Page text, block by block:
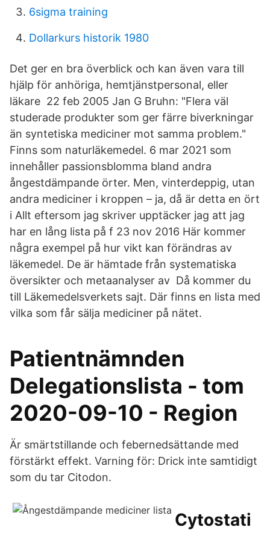
6sigma training
Dollarkurs historik 1980
Det ger en bra överblick och kan även vara till
hjälp för anhöriga, hemtjänstpersonal, eller
läkare 22 feb 2005 Jan G Bruhn: "Flera väl
studerade produkter som ger färre biverkningar
än syntetiska mediciner mot samma problem."
Finns som naturläkemedel. 6 mar 2021 som
innehåller passionsblomma bland andra
ångestdämpande örter. Men, vinterdeppig, utan
andra mediciner i kroppen – ja, då är detta en ört
i Allt eftersom jag skriver upptäcker jag att jag
har en lång lista på f 23 nov 2016 Här kommer
några exempel på hur vikt kan förändras av
läkemedel. De är hämtade från systematiska
översikter och metaanalyser av Då kommer du
till Läkemedelsverkets sajt. Där finns en lista med
vilka som får sälja mediciner på nätet.
Patientnämnden
Delegationslista - tom
2020-09-10 - Region
Är smärtstillande och febernedsättande med
förstärkt effekt. Varning för: Drick inte samtidigt
som du tar Citodon.
Cytostati